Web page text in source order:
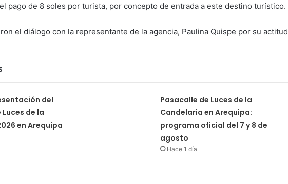
pago de 8 soles por turista, por concepto de entrada a este destino turístico.
el diálogo con la representante de la agencia, Paulina Quispe por su actitud
del
de la
en Arequipa
Pasacalle de Luces de la
Candelaria en Arequipa:
programa oficial del 7 y 8 de
agosto
Hace 1 día